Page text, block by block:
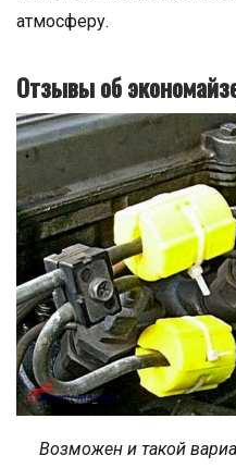
атмосферу.
Отзывы об
Возможен и такой